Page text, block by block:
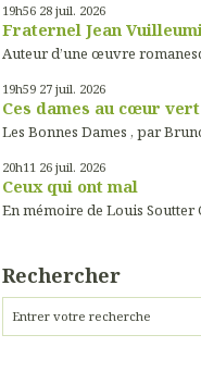
19h56 28 juil. 2026
Fraternel Jean
Auteur d’une œuvre
19h59 27 juil. 2026
Ces dames au cœur vert
Les Bonnes Dames , par
20h11 26 juil. 2026
Ceux qui ont mal
En mémoire de Louis Soutter
Rechercher